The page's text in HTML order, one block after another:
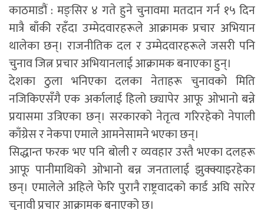
काठमाडौं : मङ्सिर ४ गते हुने चुनावमा मतदान गर्न १५ दिन
मात्रै बाँकी रहँदा उम्मेदवारहरूले आक्रामक प्रचार अभियान
थालेका छन्। राजनीतिक दल र उम्मेदवारहरूले जसरी पनि
चुनाव जित्न प्रचार अभियानलाई आक्रामक बनाएका हुन्।
देशका ठुला भनिएका दलका नेताहरू चुनावको मिति
नजिकिएसँगै एक अर्कालाई हिलो छ्यापेर आफू ओभानो बन्ने
प्रयासमा उत्रिएका छन्। सरकारको नेतृत्व गरिरहेको नेपाली
काँग्रेस र नेकपा एमाले आमनेसामने भएका छन्।
सिद्धान्त फरक भए पनि बोली र व्यवहार उस्तै भएका दलहरू
आफू पानीमाथिको ओभानो बन्न जनतालाई झुक्क्याइरहेका
छन्। एमालेले अहिले फेरि पुरानै राष्ट्रवादको कार्ड अघि सारेर
चुनावी प्रचार आक्रामक बनाएको छ।